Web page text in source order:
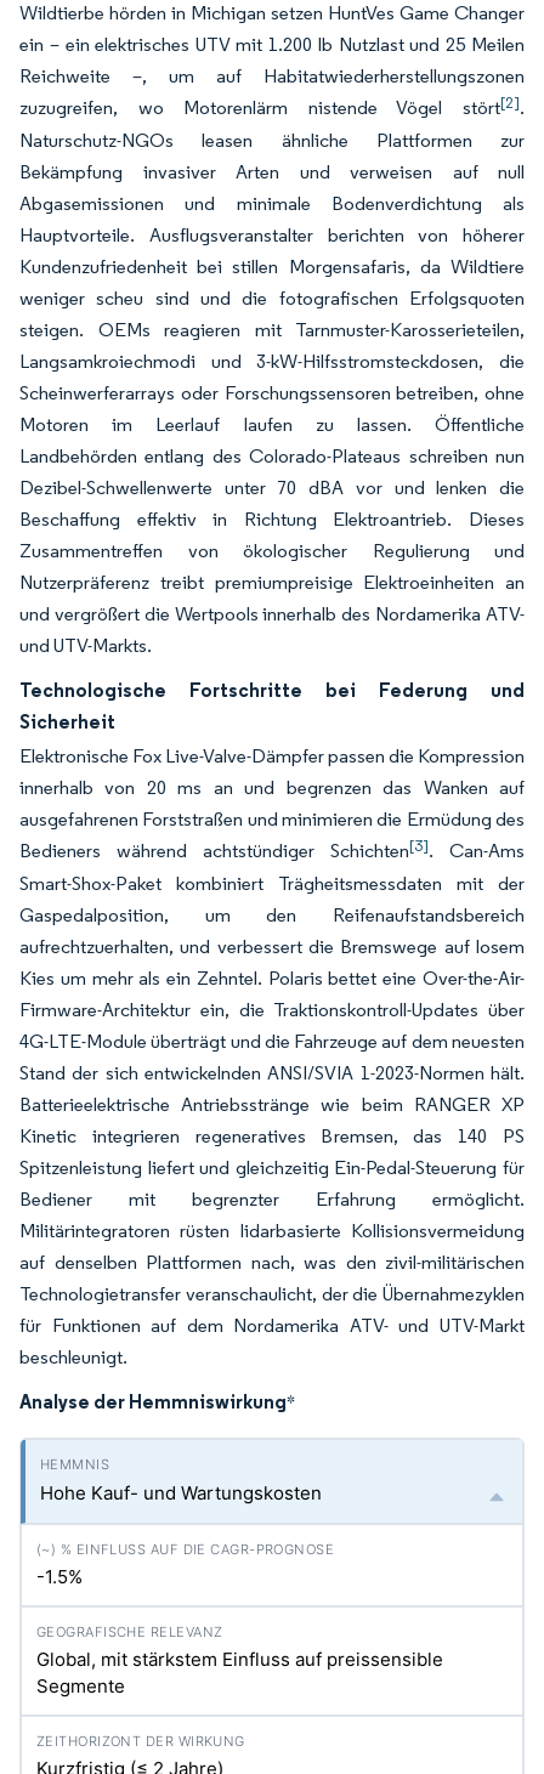
Wildtierbe hörden in Michigan setzen HuntVes Game Changer
ein – ein elektrisches UTV mit 1.200 lb Nutzlast und 25 Meilen
Reichweite –, um auf Habitatwiederherstellungszonen
zuzugreifen, wo Motorenlärm nistende Vögel stört[2].
Naturschutz-NGOs leasen ähnliche Plattformen zur
Bekämpfung invasiver Arten und verweisen auf null
Abgasemissionen und minimale Bodenverdichtung als
Hauptvorteile. Ausflugsveranstalter berichten von höherer
Kundenzufriedenheit bei stillen Morgensafaris, da Wildtiere
weniger scheu sind und die fotografischen Erfolgsquoten
steigen. OEMs reagieren mit Tarnmuster-Karosserieteilen,
Langsamkroiechmodi und 3-kW-Hilfsstromsteckdosen, die
Scheinwerferarrays oder Forschungssensoren betreiben, ohne
Motoren im Leerlauf laufen zu lassen. Öffentliche
Landbehörden entlang des Colorado-Plateaus schreiben nun
Dezibel-Schwellenwerte unter 70 dBA vor und lenken die
Beschaffung effektiv in Richtung Elektroantrieb. Dieses
Zusammentreffen von ökologischer Regulierung und
Nutzerpräferenz treibt premiumpreisige Elektroeinheiten an
und vergrößert die Wertpools innerhalb des Nordamerika ATV-
und UTV-Markts.
Technologische Fortschritte bei Federung und
Sicherheit
Elektronische Fox Live-Valve-Dämpfer passen die Kompression
innerhalb von 20 ms an und begrenzen das Wanken auf
ausgefahrenen Forststraßen und minimieren die Ermüdung des
Bedieners während achtstündiger Schichten[3]. Can-Ams
Smart-Shox-Paket kombiniert Trägheitsmessdaten mit der
Gaspedalposition, um den Reifenaufstandsbereich
aufrechtzuerhalten, und verbessert die Bremswege auf losem
Kies um mehr als ein Zehntel. Polaris bettet eine Over-the-Air-
Firmware-Architektur ein, die Traktionskontroll-Updates über
4G-LTE-Module überträgt und die Fahrzeuge auf dem neuesten
Stand der sich entwickelnden ANSI/SVIA 1-2023-Normen hält.
Batterieelektrische Antriebsstränge wie beim RANGER XP
Kinetic integrieren regeneratives Bremsen, das 140 PS
Spitzenleistung liefert und gleichzeitig Ein-Pedal-Steuerung für
Bediener mit begrenzter Erfahrung ermöglicht.
Militärintegratoren rüsten lidarbasierte Kollisionsvermeidung
auf denselben Plattformen nach, was den zivil-militärischen
Technologietransfer veranschaulicht, der die Übernahmezyklen
für Funktionen auf dem Nordamerika ATV- und UTV-Markt
beschleunigt.
Analyse der Hemmniswirkung*
Hohe Kauf- und Wartungskosten
-1.5%
Global, mit stärkstem Einfluss auf preissensible
Segmente
Kurzfristig (≤ 2 Jahre)